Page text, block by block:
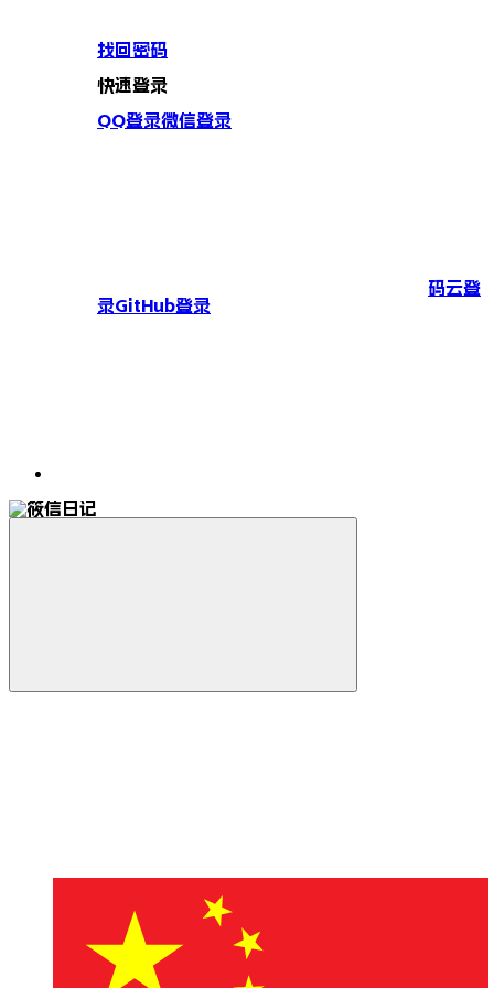
找回密码
快速登录
QQ登录微信登录
码云登
录GitHub登录